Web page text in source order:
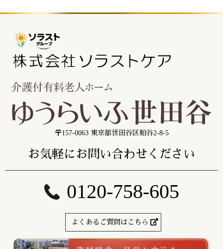
〒157-0063 東京都世田谷区粕谷2-8-5
お気軽にお問い合わせください
0120-758-605
よくあるご質問はこちら